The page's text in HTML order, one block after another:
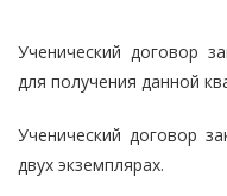
Ученический договор
для получения данной
Ученический договор
двух экземплярах.